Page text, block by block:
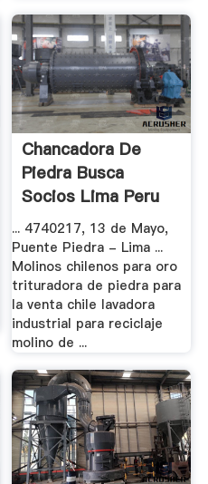
Chancadora De
Piedra Busca
Socios Lima Peru
... 4740217, 13 de Mayo,
Puente Piedra - Lima ...
Molinos chilenos para oro
trituradora de piedra para
la venta chile lavadora
industrial para reciclaje
molino de ...